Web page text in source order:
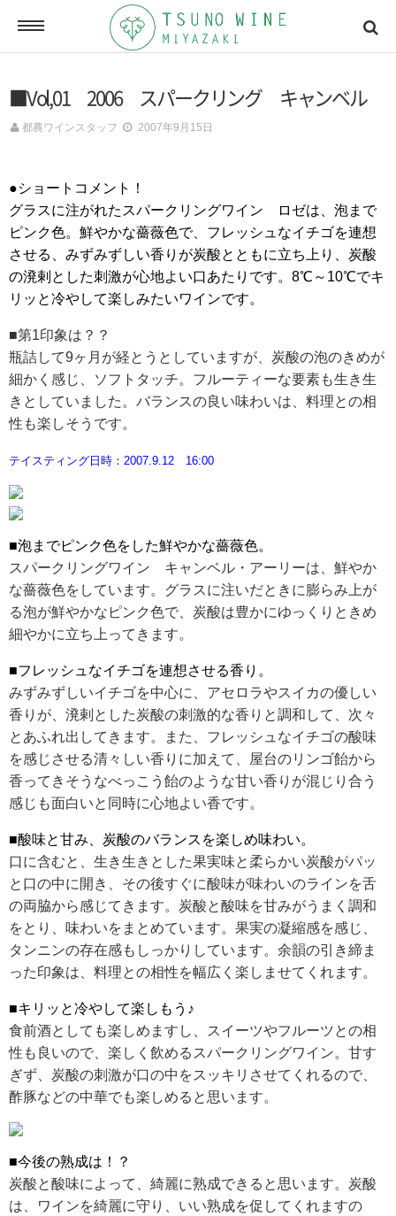
ONLINE SHOP
オンラインショッピング
ACCESSMAP
アクセスマップ
CONTACT
お問い合わせ
求人情報
DATA
会社概要
■Vol,01 2006 スパークリング キャンベル
都農ワインスタッフ 2007年9月15日
●ショートコメント！
グラスに注がれたスパークリングワイン ロゼは、泡まで
ピンク色。鮮やかな薔薇色で、フレッシュなイチゴを連想
させる、みずみずしい香りが炭酸とともに立ち上り、炭酸
の溌剌とした刺激が心地よい口あたりです。8℃～10℃でキ
リッと冷やして楽しみたいワインです。
■第1印象は？？
瓶詰して9ヶ月が経とうとしていますが、炭酸の泡のきめが
細かく感じ、ソフトタッチ。フルーティーな要素も生き生
きとしていました。バランスの良い味わいは、料理との相
性も楽しそうです。
テイスティング日時：2007.9.12 16:00
■泡までピンク色をした鮮やかな薔薇色。
スパークリングワイン キャンベル・アーリーは、鮮やか
な薔薇色をしています。グラスに注いだときに膨らみ上が
る泡が鮮やかなピンク色で、炭酸は豊かにゆっくりときめ
細やかに立ち上ってきます。
■フレッシュなイチゴを連想させる香り。
みずみずしいイチゴを中心に、アセロラやスイカの優しい
香りが、溌剌とした炭酸の刺激的な香りと調和して、次々
とあふれ出してきます。また、フレッシュなイチゴの酸味
を感じさせる清々しい香りに加えて、屋台のリンゴ飴から
香ってきそうなべっこう飴のような甘い香りが混じり合う
感じも面白いと同時に心地よい香です。
■酸味と甘み、炭酸のバランスを楽しめ味わい。
口に含むと、生き生きとした果実味と柔らかい炭酸がパッ
と口の中に開き、その後すぐに酸味が味わいのラインを舌
の両脇から感じてきます。炭酸と酸味を甘みがうまく調和
をとり、味わいをまとめています。果実の凝縮感を感じ、
タンニンの存在感もしっかりしています。余韻の引き締ま
った印象は、料理との相性を幅広く楽しませてくれます。
■キリッと冷やして楽しもう♪
食前酒としても楽しめますし、スイーツやフルーツとの相
性も良いので、楽しく飲めるスパークリングワイン。甘す
ぎず、炭酸の刺激が口の中をスッキリさせてくれるので、
酢豚などの中華でも楽しめると思います。
■今後の熟成は！？
炭酸と酸味によって、綺麗に熟成できると思います。炭酸
は、ワインを綺麗に守り、いい熟成を促してくれますの